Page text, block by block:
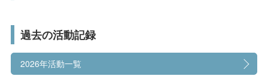
過去の活動記録
2026年活動一覧